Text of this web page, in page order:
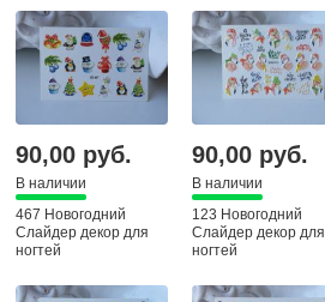
90,00 руб.
В наличии
467 Новогодний
Слайдер декор для
ногтей
90,00 руб.
В наличии
123 Новогодний
Слайдер декор для
ногтей